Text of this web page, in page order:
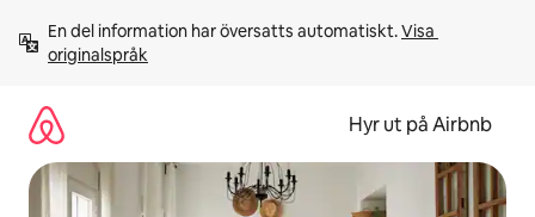
innehåll
En del information har översatts automatiskt. Visa
originalspråk
Hyr ut på Airbnb